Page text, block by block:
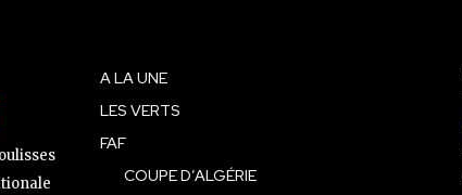
A LA UNE
LES VERTS
FAF
COUPE D’ALGÉRIE